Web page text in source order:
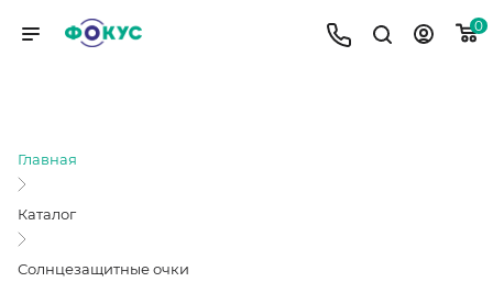
0
Главная
Каталог
Солнцезащитные очки